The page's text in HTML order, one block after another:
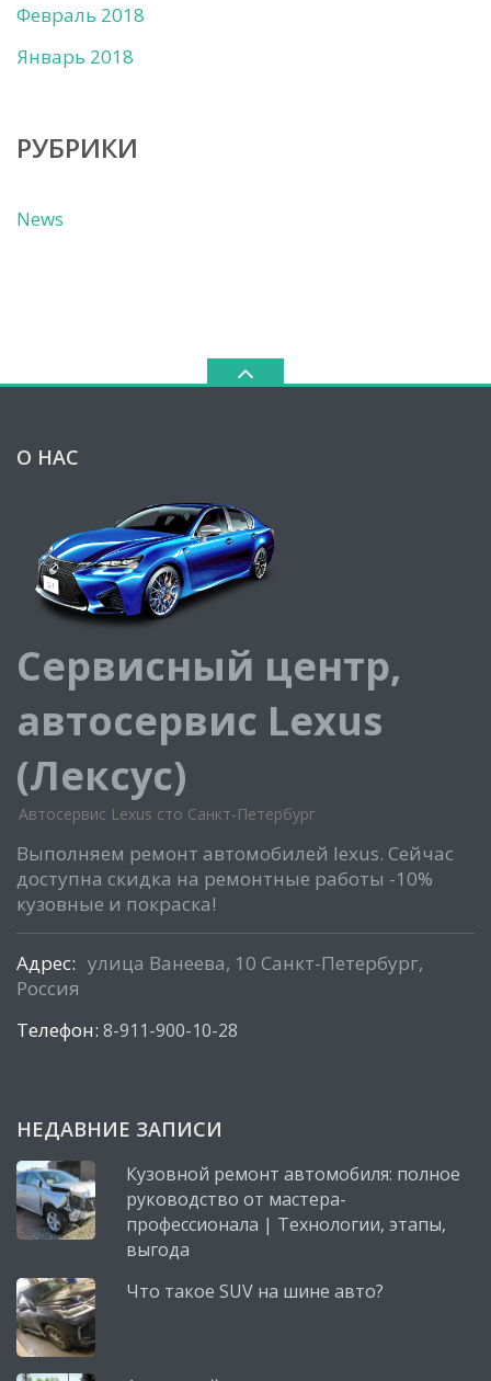
Февраль 2018
Январь 2018
РУБРИКИ
News
О НАС
Сервисный центр,
автосервис Lexus
(Лексус)
Автосервис Lexus сто Санкт-Петербург
Выполняем ремонт автомобилей lexus. Сейчас
доступна скидка на ремонтные работы -10%
кузовные и покраска!
Адрес: улица Ванеева, 10 Санкт-Петербург,
Россия
Телефон: 8-911-900-10-28
НЕДАВНИЕ ЗАПИСИ
Кузовной ремонт автомобиля: полное
руководство от мастера-
профессионала | Технологии, этапы,
выгода
Что такое SUV на шине авто?